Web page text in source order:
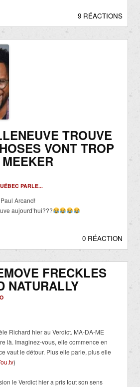
9 RÉACTIONS
TROUVE
VONT TROP
PARLE...
Arcand!
aujourd’hui???
0 RÉACTION
FRECKLES
NATURALLY
Richard hier au Verdict. MA-DA-ME
là. Imaginez-vous, elle commence en
vaut le détour. Plus elle parle, plus elle
)
le Verdict hier a pris tout son sens